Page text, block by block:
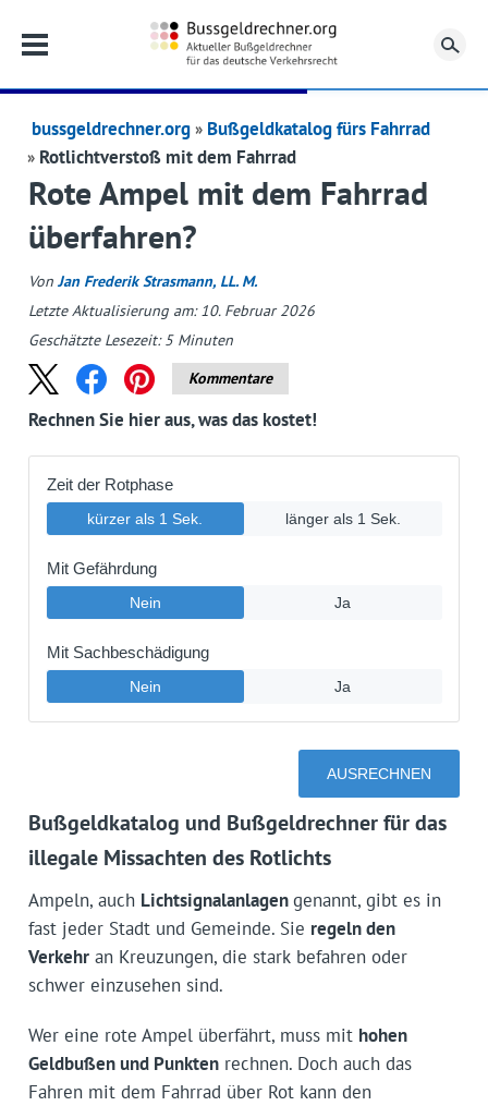
bussgeldrechner.org
Bußgeldkatalog fürs Fahrrad
Rotlichtverstoß mit dem Fahrrad
Rote Ampel mit dem Fahrrad
überfahren?
Von Jan Frederik Strasmann, LL. M.
Letzte Aktualisierung am: 10. Februar 2026
Geschätzte Lesezeit:5 Minuten
Kommentare
Rechnen Sie hier aus, was das kostet!
Bußgeldkatalog und Bußgeldrechner für das
illegale Missachten des Rotlichts
Ampeln, auch Lichtsignalanlagengenannt, gibt es in
fast jeder Stadt und Gemeinde. Sie regeln den
Verkehran Kreuzungen, die stark befahren oder
schwer einzusehen sind.
Wer eine rote Ampel überfährt, muss mit hohen
Geldbußen und Punktenrechnen. Doch auch das
Fahren mit dem Fahrrad über Rot kann den